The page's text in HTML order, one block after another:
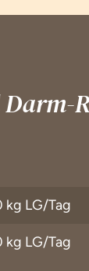
kg LG/Tag
kg LG/Tag